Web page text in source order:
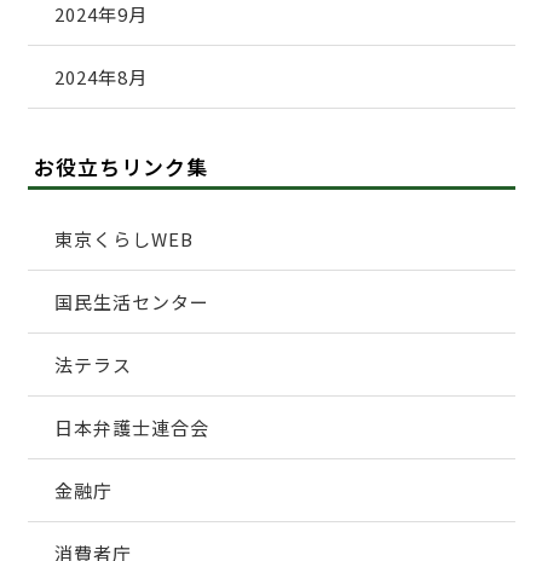
2024年9月
2024年8月
お役立ちリンク集
東京くらしWEB
国民生活センター
法テラス
日本弁護士連合会
金融庁
消費者庁